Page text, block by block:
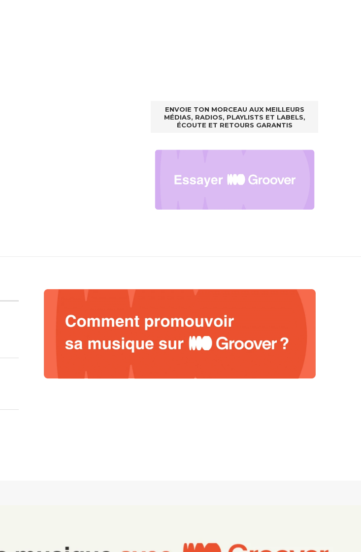
ENVOIE TON MORCEAU AUX MEILLEURS
MÉDIAS, RADIOS, PLAYLISTS ET LABELS,
ÉCOUTE ET RETOURS GARANTIS